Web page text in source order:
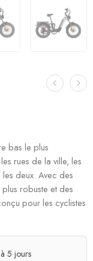
bas le plus
rues de la ville, les
deux. Avec des
robuste et des
pour les cyclistes
5 jours